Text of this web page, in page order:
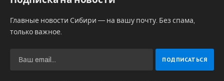
Главные новости Сибири — на вашу почту. Без спама,
только важное.